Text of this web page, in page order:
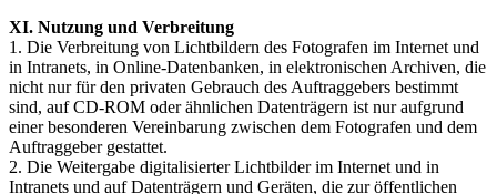
XI. Nutzung und Verbreitung
1. Die Verbreitung von Lichtbildern des Fotografen im Internet und
in Intranets, in Online-Datenbanken, in elektronischen Archiven, die
nicht nur für den privaten Gebrauch des Auftraggebers bestimmt
sind, auf CD-ROM oder ähnlichen Datenträgern ist nur aufgrund
einer besonderen Vereinbarung zwischen dem Fotografen und dem
Auftraggeber gestattet.
2. Die Weitergabe digitalisierter Lichtbilder im Internet und in
Intranets und auf Datenträgern und Geräten, die zur öffentlichen